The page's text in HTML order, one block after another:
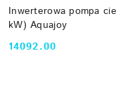
Inwerterowa pompa
kW) Aquajoy
Cena:
14092.00